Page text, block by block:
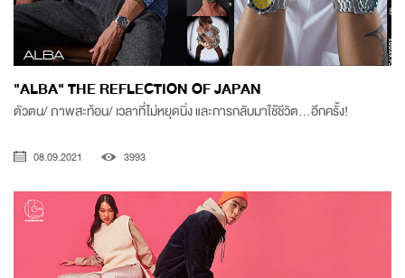
"ALBA" THE REFLECTION OF JAPAN
ตัวตน/ ภาพสะท้อน/ เวลาที่ไม่หยุดนิ่ง และการกลับมาใช้ชีวิต...อีกครั้ง!
08.09.2021 3993